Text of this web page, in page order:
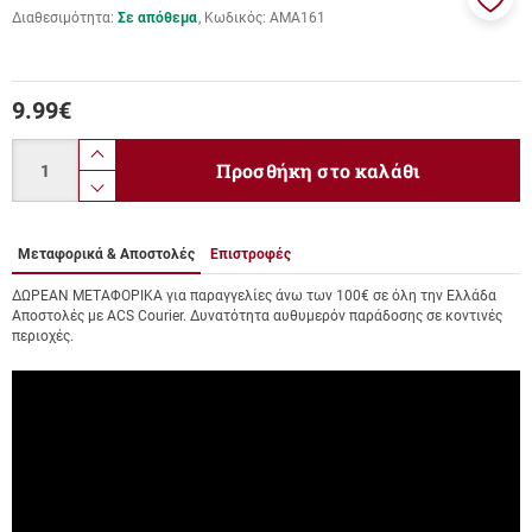
Διαθεσιμότητα: Σε απόθεμα Κωδικός: ΑΜΑ161
9.99€
product.increase.quantity
product.decrease.quantity
Προσθήκη στο καλάθι
Μεταφορικά & Αποστολές Επιστροφές
ΔΩΡΕΑΝ ΜΕΤΑΦΟΡΙΚΑ για παραγγελίες άνω των 100€ σε όλη την Ελλάδα
Αποστολές με ACS Courier. Δυνατότητα αυθυμερόν παράδοσης σε κοντινές
περιοχές.